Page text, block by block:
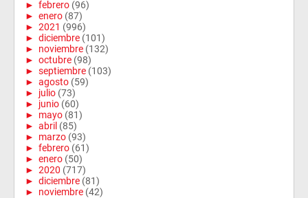
► febrero (96)
► enero (87)
► 2021 (996)
► diciembre (101)
► noviembre (132)
► octubre (98)
► septiembre (103)
► agosto (59)
► julio (73)
► junio (60)
► mayo (81)
► abril (85)
► marzo (93)
► febrero (61)
► enero (50)
► 2020 (717)
► diciembre (81)
► noviembre (42)